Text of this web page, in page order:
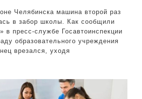
забор
школы
Челябинска машина второй раз
в забор школы. Как сообщили
пресс-службе Госавтоинспекции
образовательного учреждения
врезался, уходя